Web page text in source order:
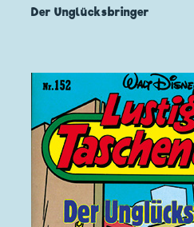
Der Unglücksbringer